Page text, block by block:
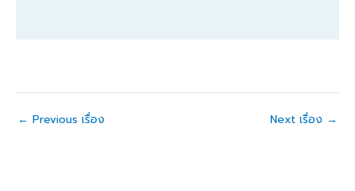
← Previous เรื่อง Next เรื่อง →